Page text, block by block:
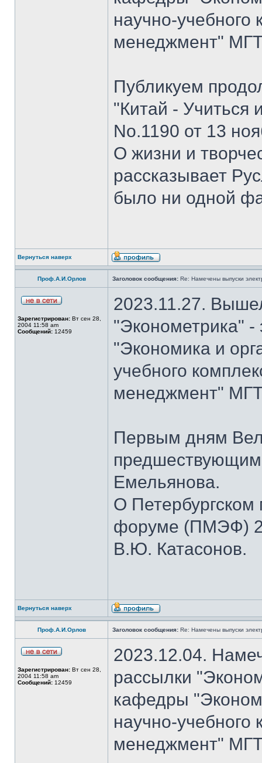
научно-
менеджмент"
Публикуем
"Китай - Учиться
No.1190 от 13
О жизни и
рассказывает
было ни одной
Вернуться наверх
Проф.А.И.Орлов Заголовок сообщения: Re: Намечены выпуски
Зарегистрирован: Вт сен 28,
2004 11:58 am
Сообщений: 12459
2023.11.27.
"Эконометрика" -
"Экономика и
учебного
менеджмент"
Первым дням
Емельянова.
О
форуме (ПМЭФ)
В.Ю. Катасонов.
Вернуться наверх
Проф.А.И.Орлов Заголовок сообщения: Re: Намечены выпуски
Зарегистрирован: Вт сен 28,
2004 11:58 am
Сообщений: 12459
2023.12.04.
рассылки
кафедры
научно-
менеджмент"